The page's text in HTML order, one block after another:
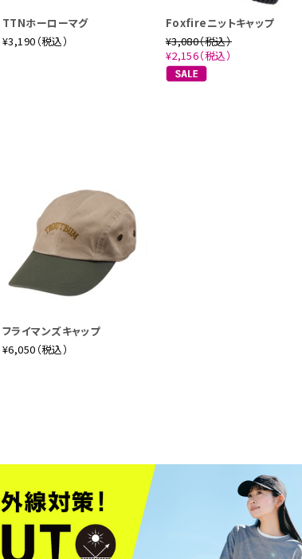
TTNホーローマグ
¥3,190（税込）
Foxfireニットキャップ
¥3,080（税込）
¥2,156（税込）
フライマンズキャップ
¥6,050（税込）